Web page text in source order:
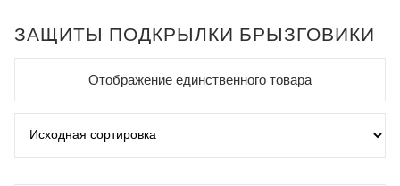
ЗАЩИТЫ ПОДКРЫЛКИ БРЫЗГОВИКИ
Отображение единственного товара